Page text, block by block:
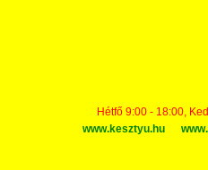
Hétfő 9:00 - 18:00,
www.kesztyu.hu